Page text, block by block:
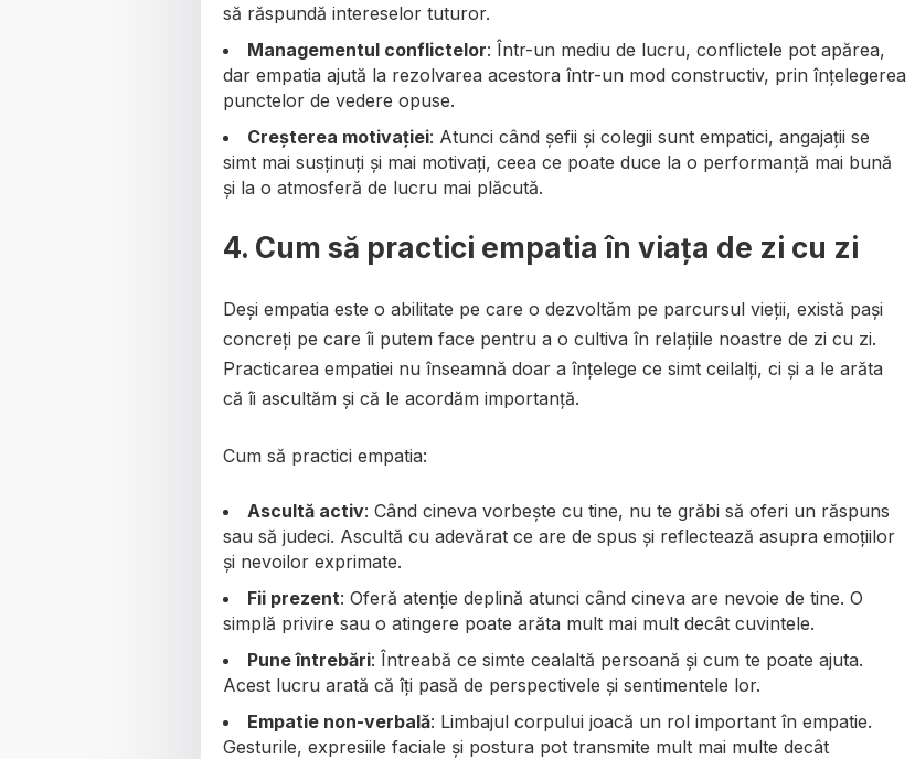
să răspundă intereselor tuturor.
Managementul conflictelor: Într-un mediu de lucru, conflictele pot apărea,
dar empatia ajută la rezolvarea acestora într-un mod constructiv, prin înțelegerea
punctelor de vedere opuse.
Creșterea motivației: Atunci când șefii și colegii sunt empatici, angajații se
simt mai susținuți și mai motivați, ceea ce poate duce la o performanță mai bună
și la o atmosferă de lucru mai plăcută.
4. Cum să practici empatia în viața de zi cu zi
Deși empatia este o abilitate pe care o dezvoltăm pe parcursul vieții, există pași
concreți pe care îi putem face pentru a o cultiva în relațiile noastre de zi cu zi.
Practicarea empatiei nu înseamnă doar a înțelege ce simt ceilalți, ci și a le arăta
că îi ascultăm și că le acordăm importanță.
Cum să practici empatia:
Ascultă activ: Când cineva vorbește cu tine, nu te grăbi să oferi un răspuns
sau să judeci. Ascultă cu adevărat ce are de spus și reflectează asupra emoțiilor
și nevoilor exprimate.
Fii prezent: Oferă atenție deplină atunci când cineva are nevoie de tine. O
simplă privire sau o atingere poate arăta mult mai mult decât cuvintele.
Pune întrebări: Întreabă ce simte cealaltă persoană și cum te poate ajuta.
Acest lucru arată că îți pasă de perspectivele și sentimentele lor.
Empatie non-verbală: Limbajul corpului joacă un rol important în empatie.
Gesturile, expresiile faciale și postura pot transmite mult mai multe decât